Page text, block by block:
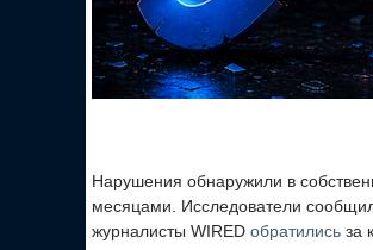
Нарушения обнаружили в
месяцами. Исследователи
журналисты WIRED обратились за